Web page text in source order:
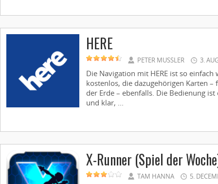
HERE
PETER MUSSLER 3.
Die Navigation mit HERE ist so
kostenlos, die dazugehörigen Karten
der Erde – ebenfalls. Die Bedienung
und klar, ...
X-Runner (Spiel der
TAM HANNA 5.